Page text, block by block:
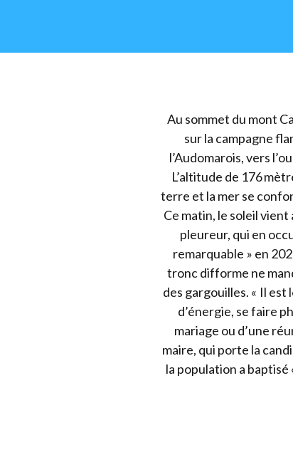
Au sommet du mont
sur la campagne
l’Audomarois, vers
L’altitude de 176
terre et la mer se
Ce matin, le soleil
pleureur, qui en
remarquable » en
tronc difforme ne
des gargouilles. « Il
d’énergie, se faire
mariage ou d’une
maire, qui porte la
la population a baptisé